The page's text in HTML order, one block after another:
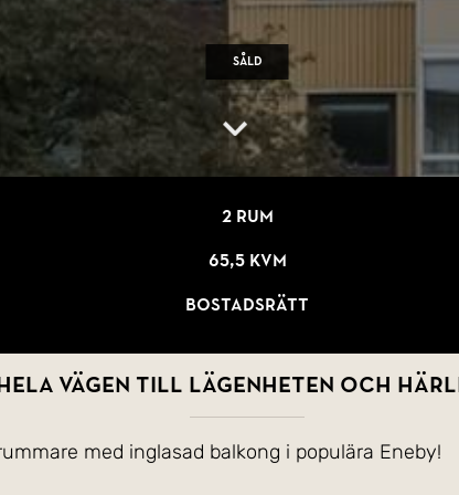
Såld
2 rum
65,5 kvm
Bostadsrätt
VÄGEN TILL LÄGENHETEN OCH
med inglasad balkong i populära Eneby!